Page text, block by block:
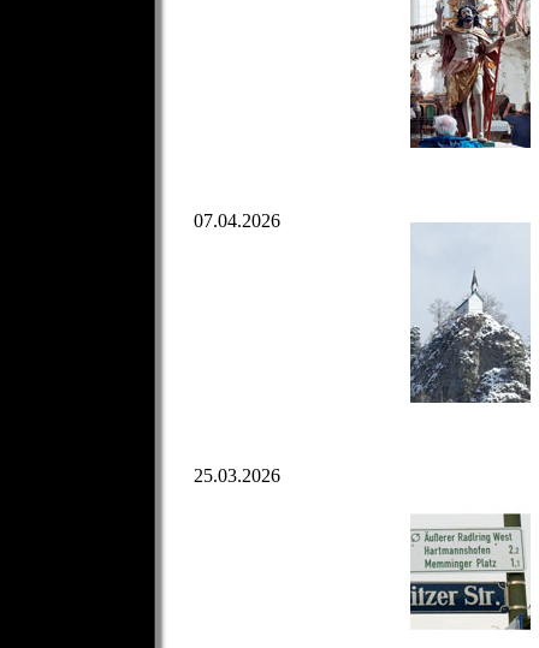
07.04.2026
25.03.2026